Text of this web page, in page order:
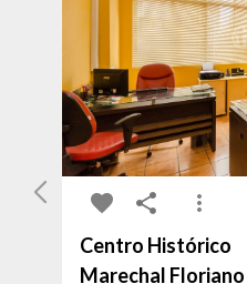
Centro Histórico
Marechal